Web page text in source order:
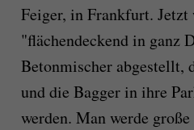
Feiger, in Frankfurt. Jetzt
"flächendeckend in ganz
Betonmischer abgestellt,
und die Bagger in ihre
werden. Man werde